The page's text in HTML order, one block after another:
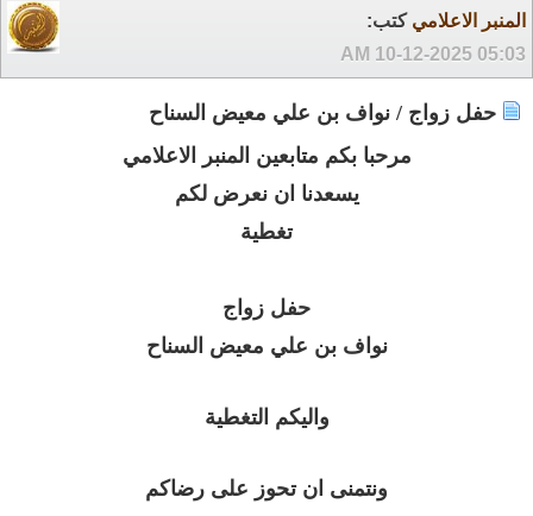
المنبر الاعلامي كتب:
10-12-2025 05:03 AM
حفل زواج / نواف بن علي معيض السناح
مرحبا بكم متابعين المنبر الاعلامي
يسعدنا ان نعرض لكم
تغطية
حفل زواج
نواف بن علي معيض السناح
واليكم التغطية
ونتمنى ان تحوز على رضاكم